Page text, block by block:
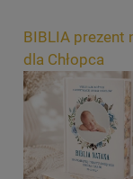
BIBLIA prezent
dla Chłopca